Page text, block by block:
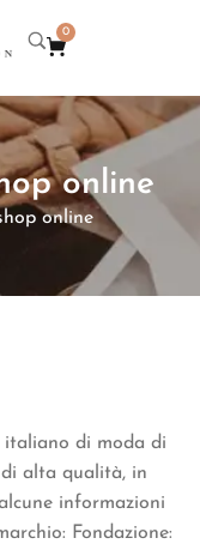
0
online
online
italiano di moda di
di alta qualità, in
informazioni
Fondazione: